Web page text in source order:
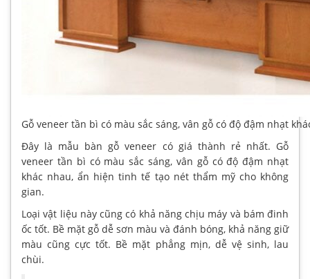
Gỗ veneer tần bì có màu sắc sáng, vân gỗ có độ đậm nhạt
Đây là mẫu bàn gỗ veneer có giá thành rẻ nhất. Gỗ
veneer tần bì có màu sắc sáng, vân gỗ có độ đậm nhạt
khác nhau, ẩn hiện tinh tế tạo nét thẩm mỹ cho không
gian.
Loại vật liệu này cũng có khả năng chịu máy và bám đinh
ốc tốt. Bề mặt gỗ dễ sơn màu và đánh bóng, khả năng giữ
màu cũng cực tốt. Bề mặt phẳng mịn, dễ vệ sinh, lau
chùi.